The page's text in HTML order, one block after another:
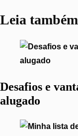
Leia também
Desafios e
alugado